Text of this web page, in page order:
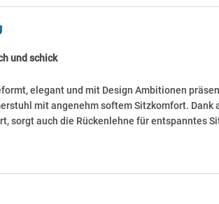
und schick
elegant und mit Design Ambitionen
mit angenehm softem Sitzkomfort.
sorgt auch die Rückenlehne für entspanntes